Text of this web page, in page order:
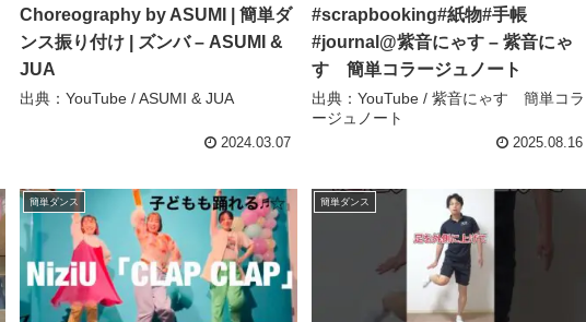
Choreography by ASUMI | 簡単ダ
ンス振り付け | ズンバ – ASUMI &
JUA
出典：YouTube / ASUMI & JUA
2024.03.07
#scrapbooking#紙物#手帳
#journal@紫音にゃす – 紫音にゃ
す 簡単コラージュノート
出典：YouTube / 紫音にゃす 簡単コラ
ージュノート
2025.08.16
簡単ダンス 簡単ダンス